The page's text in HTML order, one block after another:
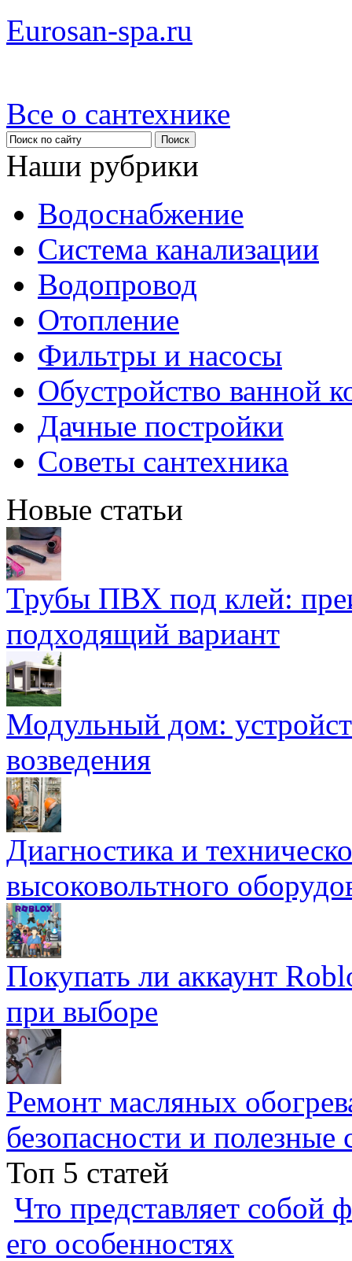
Eurosan-spa.ru
Все о сантехнике
Наши рубрики
Водоснабжение
Система канализации
Водопровод
Отопление
Фильтры и насосы
Обустройство ванной
Дачные постройки
Советы сантехника
Новые статьи
Трубы ПВХ под клей:
подходящий вариант
Модульный дом:
возведения
Диагностика и
высоковольтного
Покупать ли аккаунт
при выборе
Ремонт масляных
безопасности и полезные
Топ 5 статей
Что представляет собой
его особенностях